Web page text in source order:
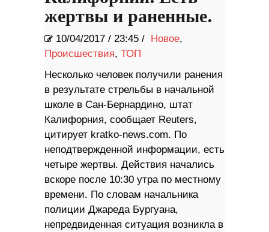
жертвы и раненные.
10/04/2017 / 23:45 / Новое,
Происшествия, ТОП
Несколько человек получили ранения
в результате стрельбы в начальной
школе в Сан-Бернардино, штат
Калифорния, сообщает Reuters,
цитирует kratko-news.com. По
неподтвержденной информации, есть
четыре жертвы. Действия начались
вскоре после 10:30 утра по местному
времени. По словам начальника
полиции Джареда Бургуана,
непредвиденная ситуация возникла в